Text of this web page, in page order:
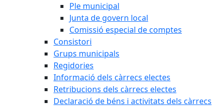
Ple municipal
Junta de govern local
Comissió especial de comptes
Consistori
Grups municipals
Regidories
Informació dels càrrecs electes
Retribucions dels càrrecs electes
Declaració de béns i activitats dels càrrecs